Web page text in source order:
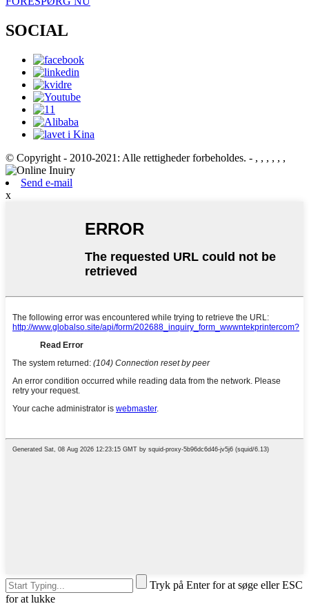
SOCIAL
© Copyright - 2010-2021: Alle rettigheder forbeholdes. - , , , , , ,
Send e-mail
x
Tryk på Enter for at søge eller ESC
for at lukke